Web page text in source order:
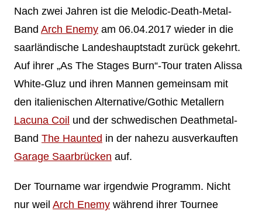
Nach zwei Jahren ist die Melodic-Death-Metal-
Band Arch Enemyam 06.04.2017 wieder in die
saarländische Landeshauptstadt zurück gekehrt.
Auf ihrer „As The Stages Burn“-Tour traten Alissa
White-Gluz und ihren Mannen gemeinsam mit
den italienischen Alternative/Gothic Metallern
Lacuna Coil und der schwedischen Deathmetal-
Band The Haunted in der nahezu ausverkauften
Garage Saarbrücken auf.
Der Tourname war irgendwie Programm. Nicht
nur weil Arch Enemywährend ihrer Tournee